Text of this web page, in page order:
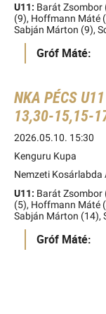
U11: Barát Zsombor
(9), Hoffmann Máté
Sabján Márton (9),
Gróf Máté:
NKA PÉCS
13,30-15,15-
2026.05.10. 15:30
Kenguru Kupa
Nemzeti Kosárlabda
U11: Barát Zsombor
(5), Hoffmann Máté
Sabján Márton (14),
Gróf Máté: